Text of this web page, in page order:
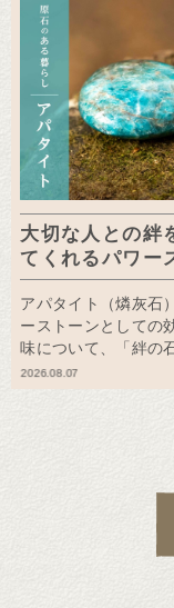
大切な人との絆
てくれるパワー
アパタイト（燐灰石
ーストーンとしての
味について、「絆の
2026.08.07